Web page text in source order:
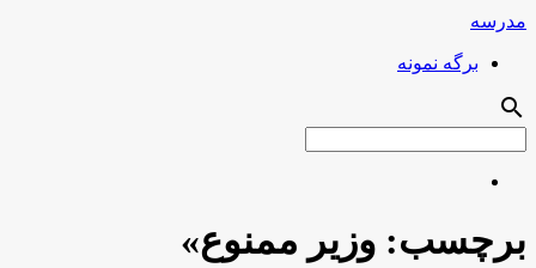
مدرسه
برگه نمونه
search
برچسب: وزیر ممنوع»